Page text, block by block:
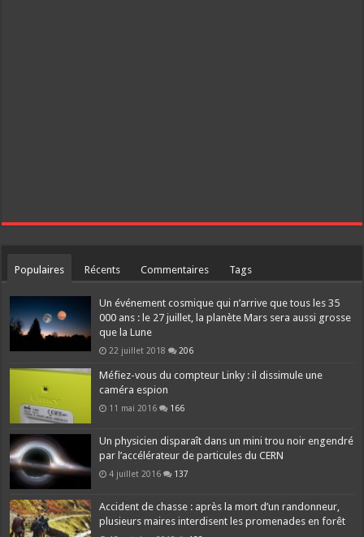
Populaires Récents Commentaires Tags
Un événement cosmique qui n’arrive que tous les 35
000 ans : le 27 juillet, la planète Mars sera aussi grosse
que la Lune
22 juillet 2018 206
Méfiez-vous du compteur Linky : il dissimule une
caméra espion
11 mai 2016 166
Un physicien disparaît dans un mini trou noir engendré
par l’accélérateur de particules du CERN
4 juillet 2016 137
Accident de chasse : après la mort d’un randonneur,
plusieurs maires interdisent les promenades en forêt